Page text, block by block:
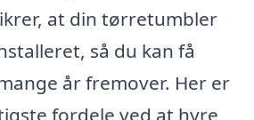
at din tørretumbler
så du kan få
år fremover. Her er
fordele ved at hyre